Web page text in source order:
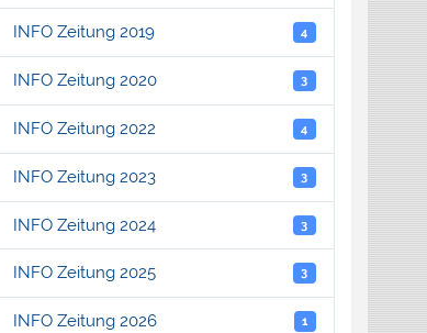
INFO Zeitung 2019 4
INFO Zeitung 2020 3
INFO Zeitung 2022 4
INFO Zeitung 2023 3
INFO Zeitung 2024 3
INFO Zeitung 2025 3
INFO Zeitung 2026 1